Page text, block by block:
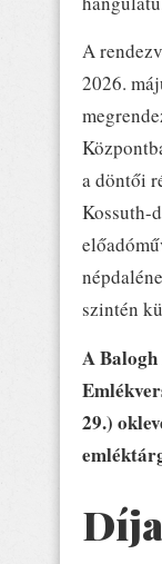
A
2026.
a döntői
Kossuth-
szintén
A
29.)